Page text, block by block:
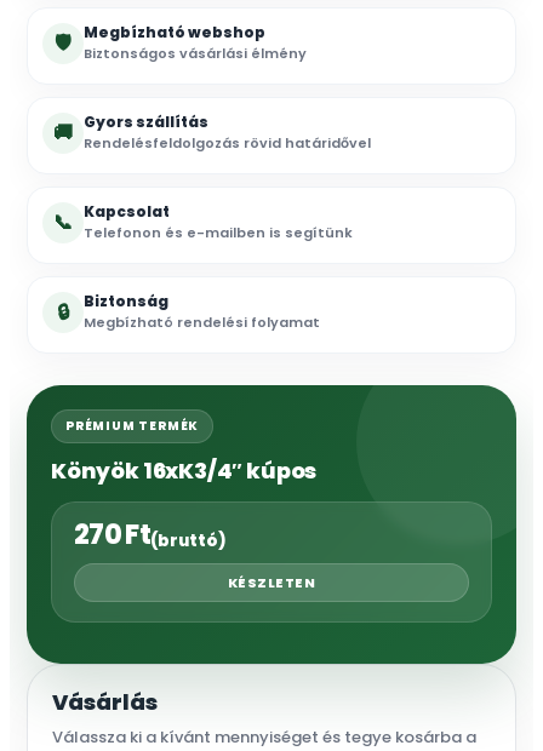
🛡 Megbízható webshop
Biztonságos vásárlási élmény
🚚 Gyors szállítás
Rendelésfeldolgozás rövid határidővel
📞 Kapcsolat
Telefonon és e-mailben is segítünk
🔒 Biztonság
Megbízható rendelési folyamat
PRÉMIUM TERMÉK
Könyök 16xK3/4″ kúpos
270Ft(bruttó)
KÉSZLETEN
Vásárlás
Válassza ki a kívánt mennyiséget és tegye kosárba a